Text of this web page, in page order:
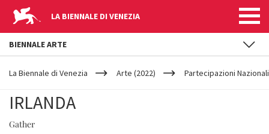
LA BIENNALE DI VENEZIA
YOUR
ARE
La Biennale di Venezia Arte (2022) Partecipazioni Nazionali
IRLANDA
Gather
BIENNALE ARTE